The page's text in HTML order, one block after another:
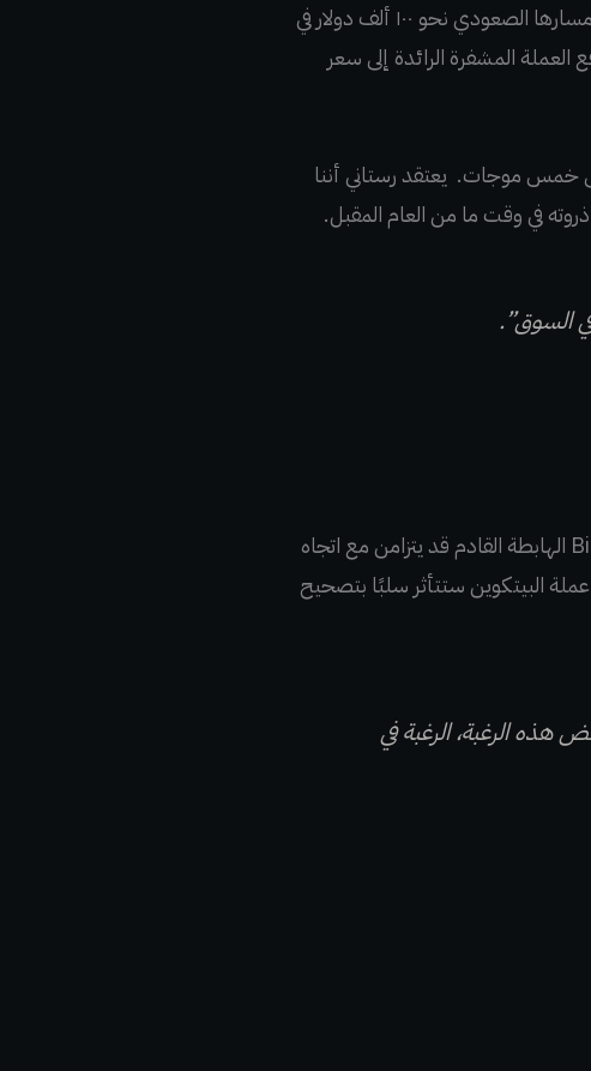
وفقًا لمحلل التشفير والمتداول أليسيو رستاني Alessio Rastani ، ستنهي البتكوين Bitcoin مسارها الصعودي نحو ١٠٠ ألف دولار في
العملة المشفرة الرائدة إلى سعر
خمس موجات. يعتقد رستاني أننا
السوق”.
نقلاً عن بحث أجراه خبير التمويل السلوكي Jason Goepfert، توقع Rastani أن سوق Bitcoin الهابطة القادم قد يتزامن مع اتجاه
البيتكوين ستتأثر سلبًا بتصحيح
هذه الرغبة، الرغبة في